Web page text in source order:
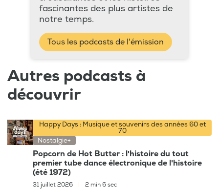
fascinantes des plus artistes de
notre temps.
Tous les podcasts de l'émission
Autres podcasts à
découvrir
Happy Days : Musique et souvenirs des années 60 et
70
Nostalgie+
Popcorn de Hot Butter : l'histoire du tout
premier tube dance électronique de l'histoire
(été 1972)
31 juillet 2026 2 min 6 sec